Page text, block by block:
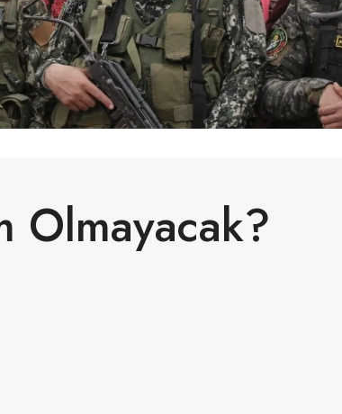
Olmayacak?